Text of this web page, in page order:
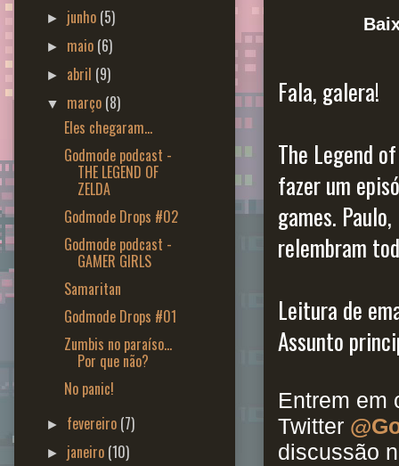
Fala, galera!
The Legend
fazer um
games.
relembram
Leitura de
Assunto
Entrem em
Twitter
discussão
► junho (5)
► maio (6)
► abril (9)
▼ março (8)
Eles chegaram...
Godmode podcast -
THE LEGEND OF
ZELDA
Godmode Drops #02
Godmode podcast -
GAMER GIRLS
Samaritan
Godmode Drops #01
Zumbis no paraíso...
Por que não?
No panic!
► fevereiro (7)
► janeiro (10)